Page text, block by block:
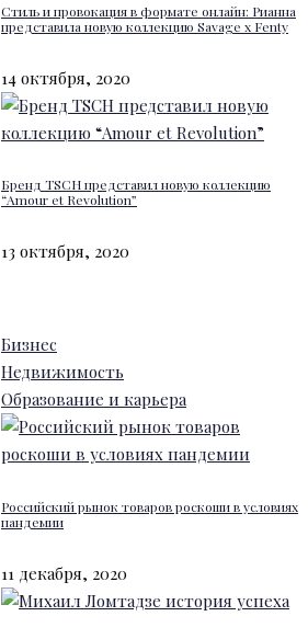
Стиль и провокация в формате онлайн: Рианна
представила новую коллекцию Savage x Fenty
14 октября, 2020
Бренд TSCH представил новую коллекцию
“Amour et Revolution”
13 октября, 2020
Бизнес
Недвижимость
Образование и карьера
Российский рынок товаров роскоши в условиях
пандемии
11 декабря, 2020